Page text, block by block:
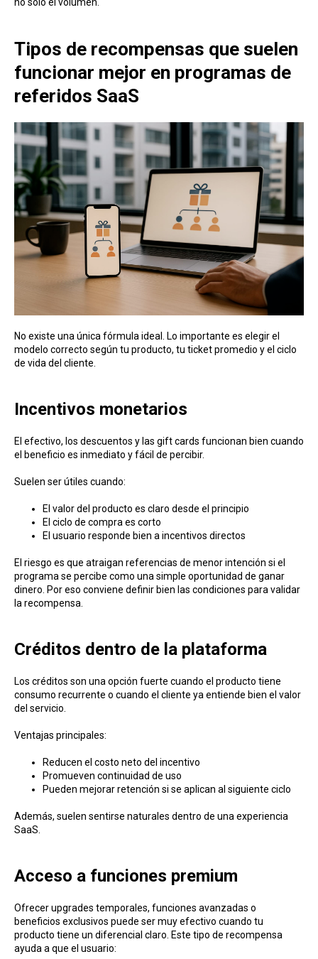
Tipos de recompensas que suelen
funcionar mejor en programas de
referidos SaaS
No existe una única fórmula ideal. Lo importante es elegir el
modelo correcto según tu producto, tu ticket promedio y el ciclo
de vida del cliente.
Incentivos monetarios
El efectivo, los descuentos y las gift cards funcionan bien cuando
el beneficio es inmediato y fácil de percibir.
Suelen ser útiles cuando:
El valor del producto es claro desde el principio
El ciclo de compra es corto
El usuario responde bien a incentivos directos
El riesgo es que atraigan referencias de menor intención si el
programa se percibe como una simple oportunidad de ganar
dinero. Por eso conviene definir bien las condiciones para validar
la recompensa.
Créditos dentro de la plataforma
Los créditos son una opción fuerte cuando el producto tiene
consumo recurrente o cuando el cliente ya entiende bien el valor
del servicio.
Ventajas principales:
Reducen el costo neto del incentivo
Promueven continuidad de uso
Pueden mejorar retención si se aplican al siguiente ciclo
Además, suelen sentirse naturales dentro de una experiencia
SaaS.
Acceso a funciones premium
Ofrecer upgrades temporales, funciones avanzadas o
beneficios exclusivos puede ser muy efectivo cuando tu
producto tiene un diferencial claro. Este tipo de recompensa
ayuda a que el usuario: